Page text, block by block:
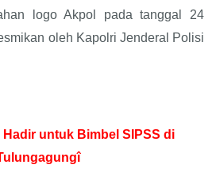
logo Akpol pada tanggal 24
oleh Kapolri Jenderal Polisi
untuk Bimbel SIPSS di